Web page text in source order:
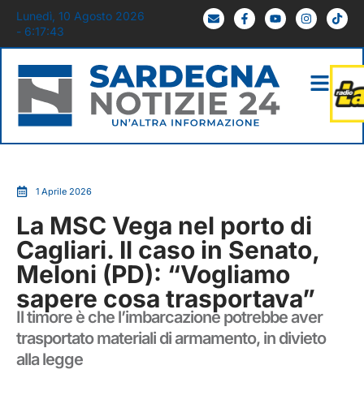
Lunedì, 10 Agosto 2026
- 6:17:43
1 Aprile 2026
La MSC Vega nel porto di
Cagliari. Il caso in Senato,
Meloni (PD): “Vogliamo
sapere cosa trasportava”
Il timore è che l’imbarcazione potrebbe aver
trasportato materiali di armamento, in divieto
alla legge